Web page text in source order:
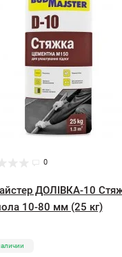
0
ДОЛІВКА-10
10-80 мм (25 кг)